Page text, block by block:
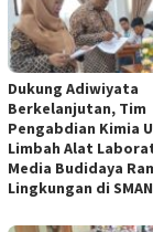
Dukung Adiwiyata
Berkelanjutan, Tim
Pengabdian Kimia
Limbah Alat
Media Budidaya
Lingkungan di